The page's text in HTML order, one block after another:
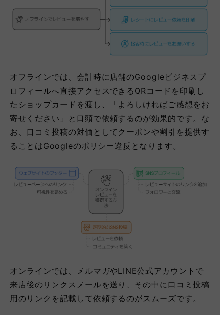
オフラインでは、会計時に店舗のGoogleビジネスプ
ロフィールへ直接アクセスできるQRコードを印刷し
たショップカードを渡し、「よろしければご感想をお
寄せください」と口頭で依頼するのが効果的です。な
お、口コミ投稿の対価としてクーポンや割引を提供す
ることはGoogleのポリシー違反となります。
オンラインでは、メルマガやLINE公式アカウントで
来店後のサンクスメールを送り、その中に口コミ投稿
用のリンクを記載して依頼するのがスムーズです。